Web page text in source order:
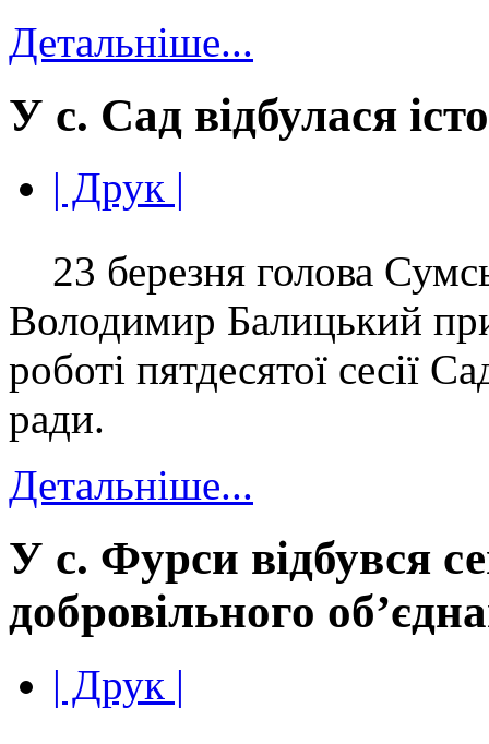
Детальніше...
У с. Сад відбулася
| Друк |
23 березня голова
Володимир Балицький
роботі пятдесятої сесії
ради.
Детальніше...
У с. Фурси відбувся
добровільного
| Друк |